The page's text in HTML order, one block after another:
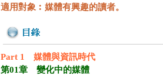
適用對象︰媒體有興趣的讀者。
Part 1 媒體與資訊時代
第01章 變化中的媒體